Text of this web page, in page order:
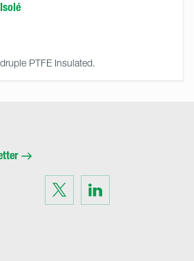
PTFE Insulated.
Visit
us
on
Twitter
Visit
on
LinkedIn